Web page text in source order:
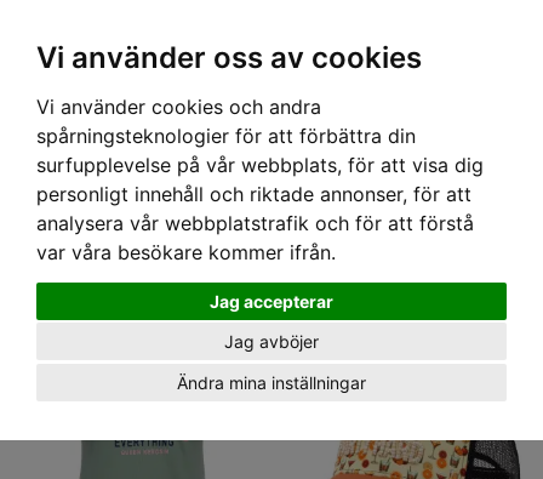
Vi använder oss av cookies
Vi använder cookies och andra
spårningsteknologier för att förbättra din
surfupplevelse på vår webbplats, för att visa dig
personligt innehåll och riktade annonser, för att
analysera vår webbplatstrafik och för att förstå
var våra besökare kommer ifrån.
Jag accepterar
Jag avböjer
Ändra mina inställningar
Hem› KING KEROSIN
KING KEROSIN
King kerosin's roots go back to the hot rod and rockabilly scene, with robust and
imaginative rock'n'roll styles. Today, King Kerosin offers not only high-tech
fashion for bikers but also authentic streetwear for everyone who is looking for
something special.
Läs mer!